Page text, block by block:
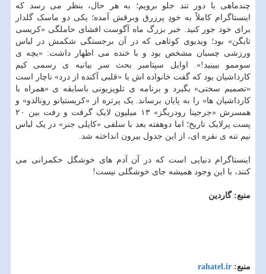
چندماهی با دور تند جلو برویم؛ به هر حال، بنظر می رسد که
اینستاگرام کاملاً به خودِ پرزرق وبرقش آمده؛ یکی دو ماسک گلدار
برای خود جور کنید. خبر بزرگ ماه آگوست افشای حاملگی «کریسی
تایگن» بود؛ ویدیوی کوتاهی که در آن برجستگی شکمش در لباس
ورزشی چسبان مشخص بود و با خنده می اظهار داشت: «بچه ی
سوممو ببینید!». اوایل سپتامبر بحث سر بیانیه ی رسمی کیم
کارداشیان بود که گفت خانواده اش با «قلبی آکنده از درد» ناچار است
«تصمیم سختی» بگیرد و برنامه ی تلویزیونی باسابقه ی «همراه با
کارداشیان ها» را به پایان برساند. یک پرتره از «کریستیانو رونالدو» و
همسرش «جرجینا رودریگز» ۱۳ میلیون لایک گرفت و رفت بین ۲۰
پست پرلایک تاریخ؛ اما دوهفته بعد با سلفی «کایلی جنر» در یک لباس
نیم تنه ی نقره ای، از این جدول بیرون انداخته شد.
اینستاگرام دنیایی است که در آن آدم های خوشگل حکمرانی می
کنند، با این وجود همیشه جای خوشگلی نیست!
منبع: گاردین
منبع: rahatel.ir